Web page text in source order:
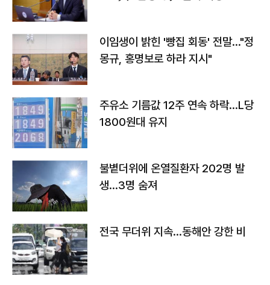
이임생이 밝힌 '빵집 회동' 전말…"정
몽규, 홍명보로 하라 지시"
주유소 기름값 12주 연속 하락…L당
1800원대 유지
불볕더위에 온열질환자 202명 발
생…3명 숨져
전국 무더위 지속…동해안 강한 비